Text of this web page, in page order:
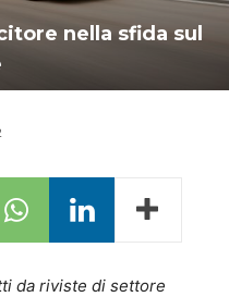
nella sfida sul
da riviste di settore